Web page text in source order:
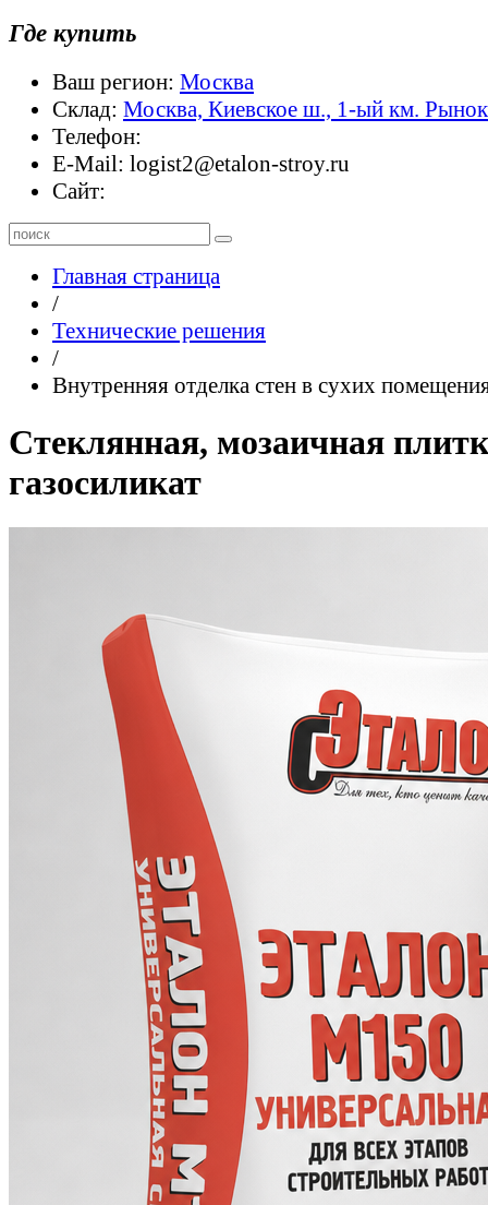
Где купить
Ваш регион: Москва
Склад: Москва, Киевское ш., 1-ый км.
Телефон:
E-Mail: logist2@etalon-stroy.ru
Сайт:
Главная страница
/
Технические решения
/
Внутренняя отделка стен в сухих
Стеклянная, мозаичная
газосиликат